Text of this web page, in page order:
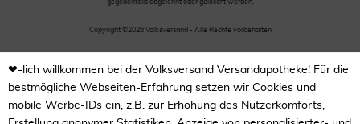
gegebenfalls abgelehnt oder gelöscht werden.
Copyright ©2026 Volksversand - Alle Rechte vorbehalten
❤-lich willkommen bei der Volksversand Versandapotheke! Für die
bestmögliche Webseiten-Erfahrung setzen wir Cookies und
mobile Werbe-IDs ein, z.B. zur Erhöhung des Nutzerkomforts,